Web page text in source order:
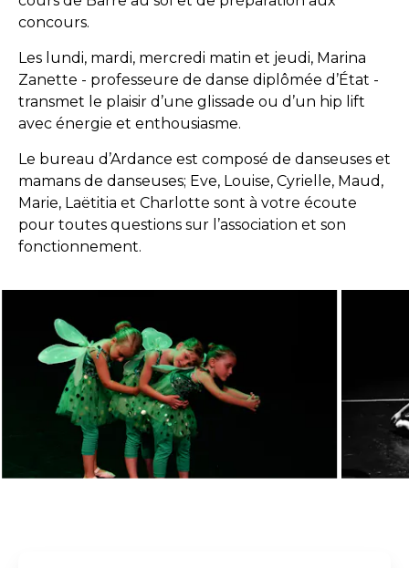
concours.
Les lundi, mardi, mercredi matin et jeudi, Marina
Zanette - professeure de danse diplômée d’État -
transmet le plaisir d’une glissade ou d’un hip lift
avec énergie et enthousiasme.
Le bureau d’Ardance est composé de danseuses et
mamans de danseuses; Eve, Louise, Cyrielle, Maud,
Marie, Laëtitia et Charlotte sont à votre écoute
pour toutes questions sur l’association et son
fonctionnement.